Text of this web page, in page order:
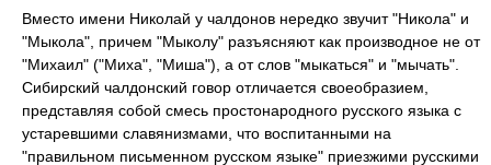
Вместо имени Николай у чалдонов нередко звучит "Никола" и
"Мыкола", причем "Мыколу" разъясняют как производное не от
"Михаил" ("Миха", "Миша"), а от слов "мыкаться" и "мычать".
Сибирский чалдонский говор отличается своеобразием,
представляя собой смесь простонародного русского языка с
устаревшими славянизмами, что воспитанными на
"правильном письменном русском языке" приезжими русскими